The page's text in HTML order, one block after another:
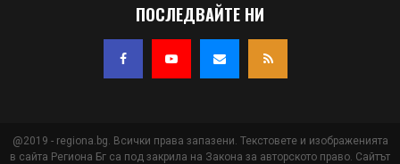
ПОСЛЕДВАЙТЕ НИ
@2019 - regiona.bg. Всички права запазени. Текстовете и изображенията
в сайта Региона Бг са под закрила на Закона за авторското право. Сайтът